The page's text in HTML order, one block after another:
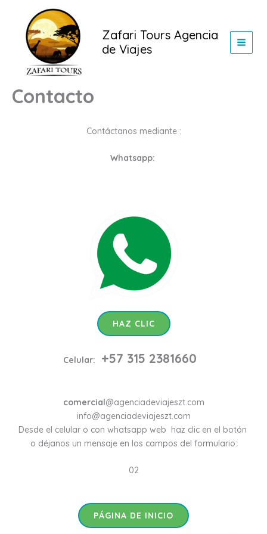
contenido
Zafari Tours Agencia
de Viajes
Contacto
Contáctanos mediante :
Whatsapp:
HAZ CLIC
Celular: +57 315 2381660
comercial@agenciadeviajeszt.com
info@agenciadeviajeszt.com
Desde el celular o con whatsapp web haz clic en el botón
o déjanos un mensaje en los campos del formulario:
02
PÁGINA DE INICIO